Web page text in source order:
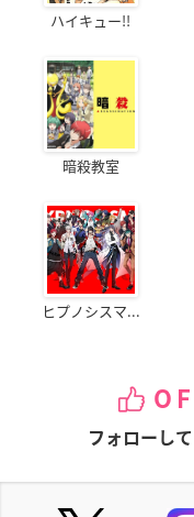
ハイキュー!!
暗殺教室
ヒプノシスマ...
フォローし